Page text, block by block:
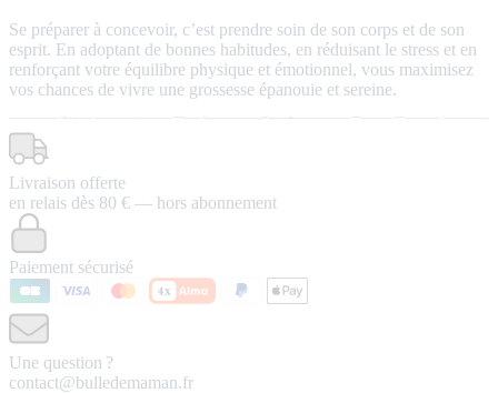
Se préparer à concevoir, c’est prendre soin de son corps et de son
esprit. En adoptant de bonnes habitudes, en réduisant le stress et en
renforçant votre équilibre physique et émotionnel, vous maximisez
vos chances de vivre une grossesse épanouie et sereine.
Livraison offerte
en relais dès 80 € — hors abonnement
Paiement sécurisé
Une question ?
contact@bulledemaman.fr